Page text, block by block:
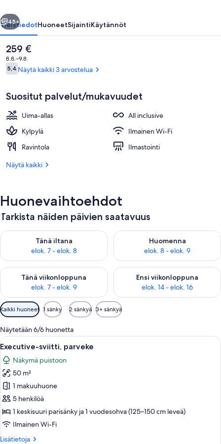
valokuvagalleria
Ulkouima-allas, aurinkovarjoja
Seuraava
45+
YleistiedotHuoneetSijaintiKäytännöt
Nykyinen
hinta
on
259 €
259 €
8.8.–9.8.
Arvostelut
5,45,4 kautta 10.
Näytä kaikki 3 arvostelua
Suositut palvelut/mukavuudet
Uima-allas
All inclusive
Kylpylä
Ilmainen Wi-Fi
Ravintola
Ilmastointi
Näytä kaikki
Huonevaihtoehdot
Tarkista näiden päivien saatavuus
Tänä iltana
elok. 7 - elok. 8
Tarkista tämän illan saatavuus elok. 7 - elok. 8
Huomenna
elok. 8 - elok. 9
Tarkista huomisen saatavuus
Tänä viikonloppuna
elok. 7 - elok. 9
Tarkista tämän viikonlopun saatavuus elok. 7 - elok. 9
Ensi viikonloppuna
elok. 14 - elok. 16
Tarkista ensi viikonlopun
Huoneille
saatavilla
olevia
suodattimia
Kaikki huoneet 1 sänky 2 sänkyä 3+ sänkyä
Näytetään 6/6 huonetta
Avaa
kaikki
huonetyypin
Executive-
sviitti,
parveke
kuvat
Moderni olohuone, jossa on
9
Executive-sviitti, parveke
Näkymä puistoon
50 m²
1 makuuhuone
5 henkilöä
1 keskisuuri parisänky ja 1 vuodesohva (125–150 cm leveä)
Ilmainen Wi-Fi
Lisätietoja
Lisätietoja